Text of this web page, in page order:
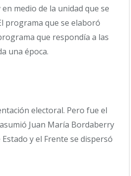
medio de la unidad que se
programa que se elaboró
que respondía a las
una época.
electoral. Pero fue el
Juan María Bordaberry
y el Frente se dispersó